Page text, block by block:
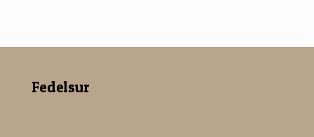
Fedelsur